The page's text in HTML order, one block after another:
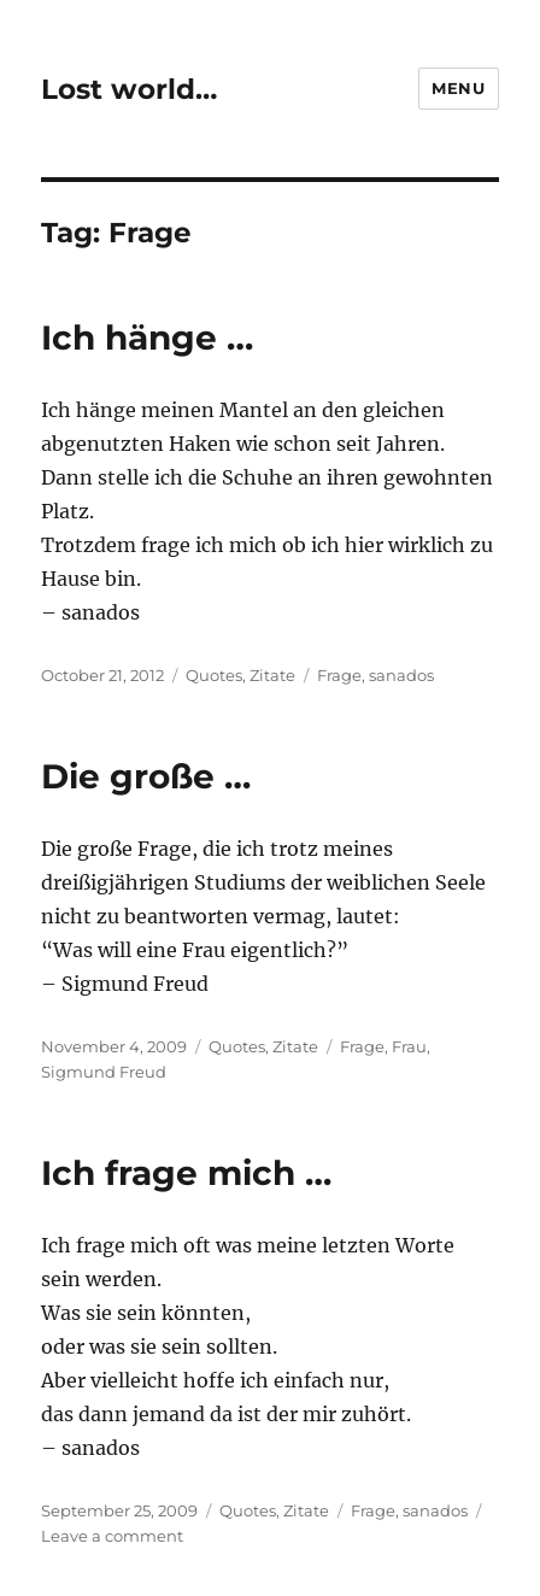
Lost world… MENU
Tag: Frage
Ich hänge …
Ich hänge meinen Mantel an den gleichen
abgenutzten Haken wie schon seit Jahren.
Dann stelle ich die Schuhe an ihren gewohnten
Platz.
Trotzdem frage ich mich ob ich hier wirklich zu
Hause bin.
– sanados
Posted
October 21, 2012 Categories
Quotes,Zitate Tags
Frage,sanados
Die große …
Die große Frage, die ich trotz meines
dreißigjährigen Studiums der weiblichen Seele
nicht zu beantworten vermag, lautet:
“Was will eine Frau eigentlich?”
– Sigmund Freud
Posted
on
November 4, 2009 Categories
Quotes,Zitate Tags
Frage, Frau,
Sigmund Freud
Ich frage mich …
Ich frage mich oft was meine letzten Worte
sein werden.
Was sie sein könnten,
oder was sie sein sollten.
Aber vielleicht hoffe ich einfach nur,
das dann jemand da ist der mir zuhört.
– sanados
Posted
on
September 25, 2009 Categories
Quotes,Zitate Tags
Frage,sanados
Leave a commenton